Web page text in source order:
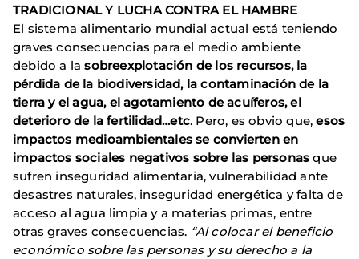
TRADICIONAL Y LUCHA CONTRA EL HAMBRE
El sistema alimentario mundial actual está teniendo
graves consecuencias para el medio ambiente
debido a lasobreexplotación de los recursos, la
pérdida de la biodiversidad, la contaminación de la
tierra y el agua, el agotamiento de acuíferos, el
deterioro de la fertilidad…etc. Pero, es obvio que,esos
impactos medioambientales se convierten en
impactos sociales negativos sobre las personas que
sufren inseguridad alimentaria, vulnerabilidad ante
desastres naturales, inseguridad energética y falta de
acceso al agua limpia y a materias primas, entre
otras graves consecuencias. “Al colocar el beneficio
económico sobre las personas y su derecho a la